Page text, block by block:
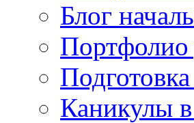
Блог
Портфолио
Каникулы